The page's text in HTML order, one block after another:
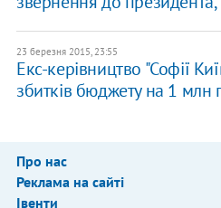
23 березня 2015, 23:55
Екс-керівництво "Софії
збитків бюджету на 1 млн
Про нас
Реклама на сайті
Івенти